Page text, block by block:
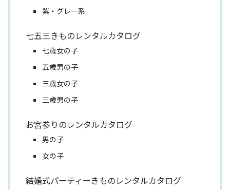
紫・グレー系
七五三きものレンタルカタログ
七歳女の子
五歳男の子
三歳女の子
三歳男の子
お宮参りのレンタルカタログ
男の子
女の子
結婚式パーティーきものレンタルカタログ